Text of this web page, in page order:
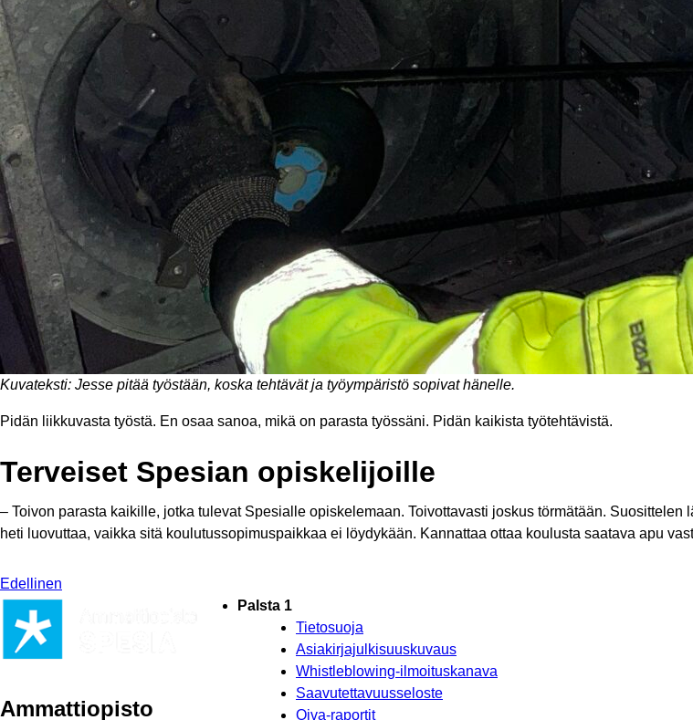
Kuvateksti: Jesse pitää työstään, koska tehtävät ja työympäristö sopivat hänelle.
Pidän liikkuvasta työstä. En osaa sanoa, mikä on parasta työssäni. Pidän kaikista työtehtävistä.
Terveiset Spesian opiskelijoille
– Toivon parasta kaikille, jotka tulevat Spesialle opiskelemaan. Toivottavasti joskus törmätään.
heti luovuttaa, vaikka sitä koulutussopimuspaikkaa ei löydykään. Kannattaa ottaa koulusta saatava apu
Edellinen
Ammattiopisto
Palsta 1
Tietosuoja
Asiakirjajulkisuuskuvaus
Whistleblowing-ilmoituskanava
Saavutettavuusseloste
Oiva-raportit